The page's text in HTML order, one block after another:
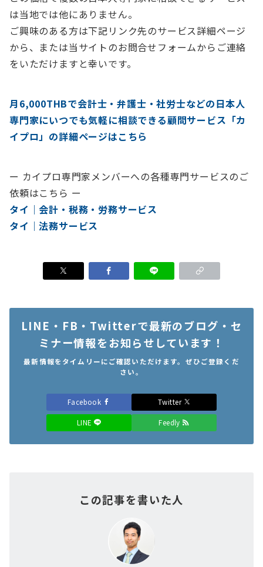
は当地では他にありません。
ご興味のある方は下記リンク先のサービス詳細ページ
から、または当サイトのお問合せフォームからご連絡
をいただけますと幸いです。
月6,000THBで会計士・弁護士・社労士などの日本人
専門家にいつでも気軽に相談できる顧問サービス「カ
イプロ」の詳細ページはこちら
ー カイプロ専門家メンバーへの各種専門サービスのご
依頼はこちら ー
タイ｜会計・税務・労務サービス
タイ｜法務サービス
LINE・FB・Twitterで最新のブログ・セ
ミナー情報をお知らせしています！
最新情報をタイムリーにご確認いただけます。ぜひご登録くだ
さい。
Facebook Twitter
LINE Feedly
この記事を書いた人